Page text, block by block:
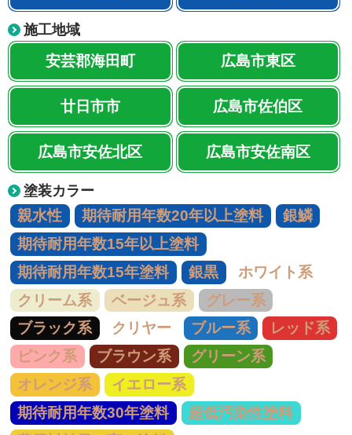
施工地域
安芸郡海田町 広島市東区
廿日市市 広島市佐伯区
広島市安佐北区 広島市安佐南区
塗装カラー
親水性 期待耐用年数20年以上塗料
銀鱗
期待耐用年数15年以上塗料
期待耐用年数15年塗料
銀黒
ホワイト系
クリーム系
ベージュ系
グレー系
ブラック系
クリヤー ブルー系
レッド系
ピンク系
ブラウン系
グリーン系
オレンジ系
イエロー系
期待耐用年数30年塗料
超低汚染性塗料